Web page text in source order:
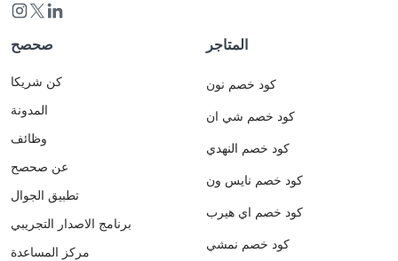
صحصح
كن شريكا
المدونة
وظائف
عن صحصح
تطبيق الجوال
برنامج الاصدار التجريبي
مركز المساعدة
المتاجر
كود خصم نون
كود خصم شي ان
كود خصم النهدي
كود خصم نايس ون
كود خصم اي هيرب
كود خصم نمشي